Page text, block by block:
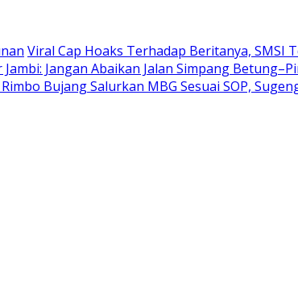
Viral Cap Hoaks Terhadap Beritanya, SMSI
Jangan Abaikan Jalan Simpang
Bujang Salurkan MBG Sesuai SOP,